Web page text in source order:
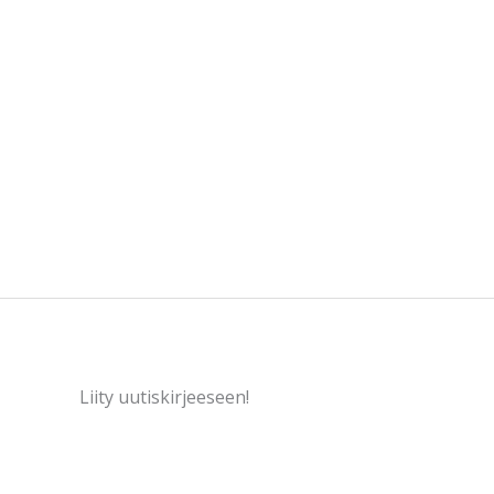
Liity uutiskirjeeseen!